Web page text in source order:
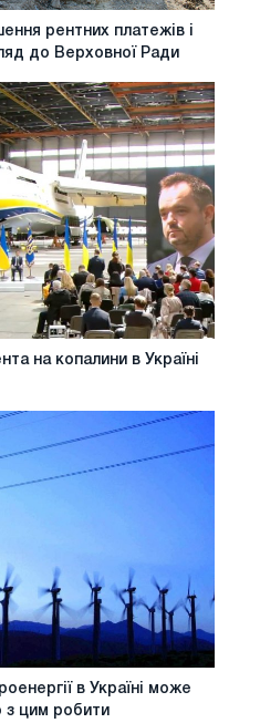
рентних платежів і
до Верховної Ради
на копалини в Україні
в Україні може
з цим робити